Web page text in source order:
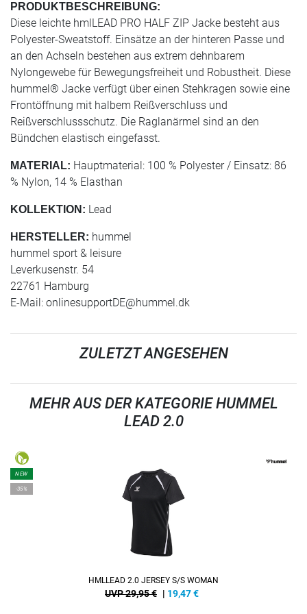
PRODUKTBESCHREIBUNG:
Diese leichte hmlLEAD PRO HALF ZIP Jacke besteht aus
Polyester-Sweatstoff. Einsätze an der hinteren Passe und
an den Achseln bestehen aus extrem dehnbarem
Nylongewebe für Bewegungsfreiheit und Robustheit. Diese
hummel® Jacke verfügt über einen Stehkragen sowie eine
Frontöffnung mit halbem Reißverschluss und
Reißverschlussschutz. Die Raglanärmel sind an den
Bündchen elastisch eingefasst.
MATERIAL: Hauptmaterial: 100 % Polyester / Einsatz: 86
% Nylon, 14 % Elasthan
KOLLEKTION: Lead
HERSTELLER: hummel
hummel sport & leisure
Leverkusenstr. 54
22761 Hamburg
E-Mail: onlinesupportDE@hummel.dk
ZULETZT ANGESEHEN
MEHR AUS DER KATEGORIE HUMMEL
LEAD 2.0
NEW
-35%
HMLLEAD 2.0 JERSEY S/S WOMAN
UVP 29,95 € | 19,47€